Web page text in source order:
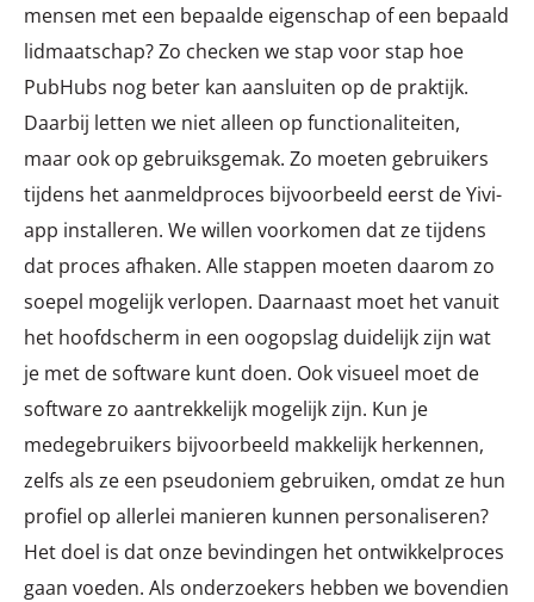
mensen met een bepaalde eigenschap of een bepaald
lidmaatschap? Zo checken we stap voor stap hoe
PubHubs nog beter kan aansluiten op de praktijk.
Daarbij letten we niet alleen op functionaliteiten,
maar ook op gebruiksgemak. Zo moeten gebruikers
tijdens het aanmeldproces bijvoorbeeld eerst de Yivi-
app installeren. We willen voorkomen dat ze tijdens
dat proces afhaken. Alle stappen moeten daarom zo
soepel mogelijk verlopen. Daarnaast moet het vanuit
het hoofdscherm in een oogopslag duidelijk zijn wat
je met de software kunt doen. Ook visueel moet de
software zo aantrekkelijk mogelijk zijn. Kun je
medegebruikers bijvoorbeeld makkelijk herkennen,
zelfs als ze een pseudoniem gebruiken, omdat ze hun
profiel op allerlei manieren kunnen personaliseren?
Het doel is dat onze bevindingen het ontwikkelproces
gaan voeden. Als onderzoekers hebben we bovendien